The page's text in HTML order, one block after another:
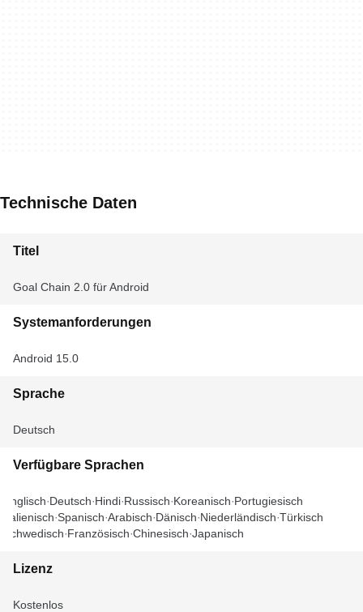
Technische Daten
Titel
Goal Chain 2.0 für Android
Systemanforderungen
Android 15.0
Sprache
Deutsch
Verfügbare Sprachen
Englisch Deutsch Hindi Russisch Koreanisch Portugiesisch
Italienisch Spanisch Arabisch Dänisch Niederländisch Türkisch
Schwedisch Französisch Chinesisch Japanisch
Lizenz
Kostenlos